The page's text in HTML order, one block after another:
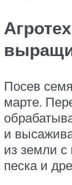
Посев
марте.
и
из земли с
песка и